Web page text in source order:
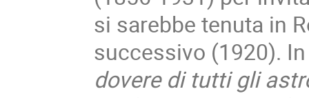
si sarebbe tenuta in
successivo (1920).
dovere di tutti gli